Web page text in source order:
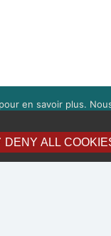
en savoir plus.
DENY ALL